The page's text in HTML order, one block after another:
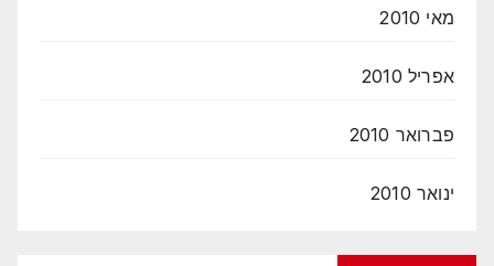
מאי 2010
אפריל 2010
פברואר 2010
ינואר 2010